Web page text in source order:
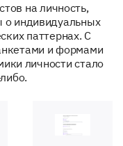
a systematic approach
guide your actions
the
stressful):
на личность,
о индивидуальных
паттернах. С
и формами
личности стало